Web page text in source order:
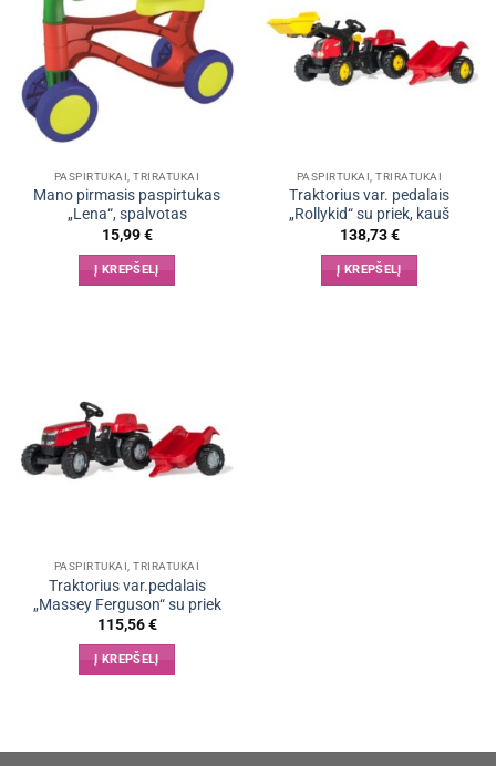
PASPIRTUKAI, TRIRATUKAI
Mano pirmasis paspirtukas
„Lena“, spalvotas
15,99€
Į KREPŠELĮ
PASPIRTUKAI, TRIRATUKAI
Traktorius var. pedalais
„Rollykid“ su priek, kauš
138,73€
Į KREPŠELĮ
PASPIRTUKAI, TRIRATUKAI
Traktorius var.pedalais
„Massey Ferguson“ su priek
115,56€
Į KREPŠELĮ